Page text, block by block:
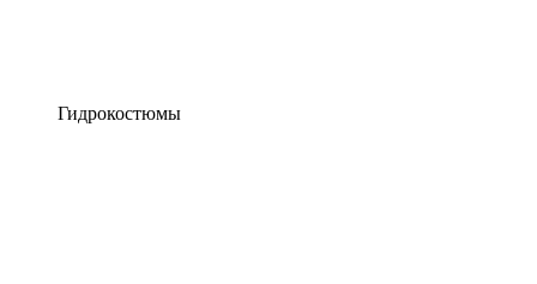
Гидрокостюмы